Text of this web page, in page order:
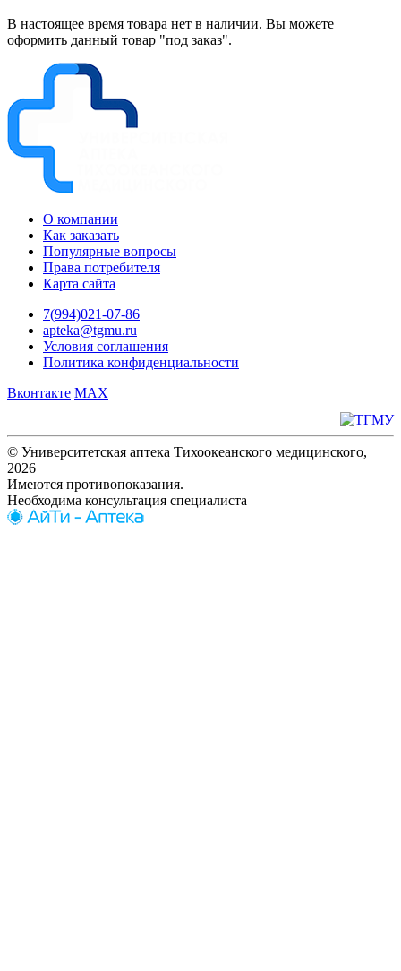
В настоящее время товара нет в наличии. Вы можете
оформить данный товар "под заказ".
О компании
Как заказать
Популярные вопросы
Права потребителя
Карта сайта
7(994)021-07-86
apteka@tgmu.ru
Условия соглашения
Политика конфиденциальности
Вконтакте MAX
© Университетская аптека Тихоокеанского медицинского,
2026
Имеются противопоказания.
Необходима консультация специалиста